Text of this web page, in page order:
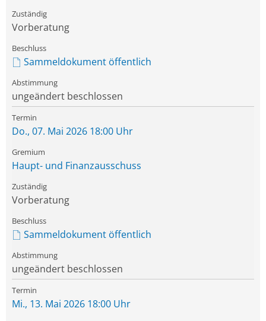
Vorberatung
Sammeldokument öffentlich
ungeändert beschlossen
Do., 07. Mai 2026 18:00 Uhr
Haupt- und Finanzausschuss
Vorberatung
Sammeldokument öffentlich
ungeändert beschlossen
Mi., 13. Mai 2026 18:00 Uhr